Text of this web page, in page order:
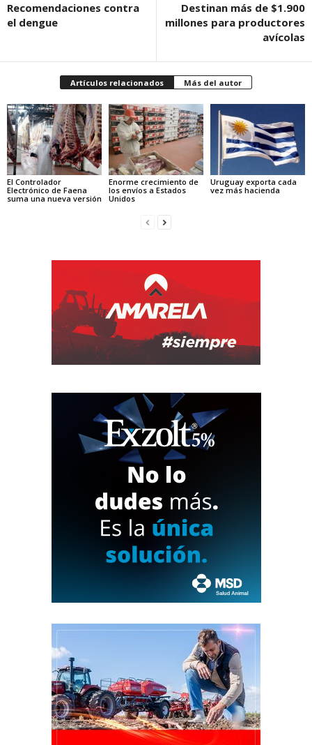
Recomendaciones contra
el dengue
Destinan más de $1.900
millones para productores
avícolas
Artículos relacionados Más del autor
El Controlador
Electrónico de Faena
suma una nueva versión
Enorme crecimiento de
los envíos a Estados
Unidos
Uruguay exporta cada
vez más hacienda